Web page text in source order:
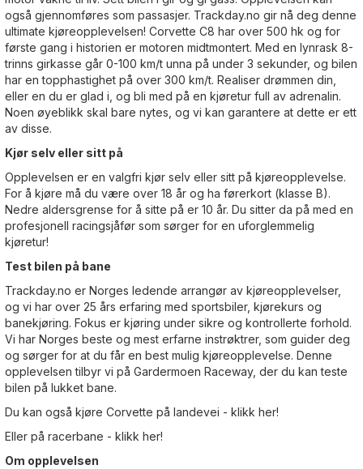
også gjennomføres som passasjer. Trackday.no gir nå deg denne
ultimate kjøreopplevelsen! Corvette C8 har over 500 hk og for
første gang i historien er motoren midtmontert. Med en lynrask 8-
trinns girkasse går 0-100 km/t unna på under 3 sekunder, og bilen
har en topphastighet på over 300 km/t. Realiser drømmen din,
eller en du er glad i, og bli med på en kjøretur full av adrenalin.
Noen øyeblikk skal bare nytes, og vi kan garantere at dette er ett
av disse.
Kjør selv eller sitt på
Opplevelsen er en valgfri kjør selv eller sitt på kjøreopplevelse.
For å kjøre må du være over 18 år og ha førerkort (klasse B).
Nedre aldersgrense for å sitte på er 10 år. Du sitter da på med en
profesjonell racingsjåfør som sørger for en uforglemmelig
kjøretur!
Test bilen på bane
Trackday.no er Norges ledende arrangør av kjøreopplevelser,
og vi har over 25 års erfaring med sportsbiler, kjørekurs og
banekjøring. Fokus er kjøring under sikre og kontrollerte forhold.
Vi har Norges beste og mest erfarne instrøktrer, som guider deg
og sørger for at du får en best mulig kjøreopplevelse. Denne
opplevelsen tilbyr vi på Gardermoen Raceway, der du kan teste
bilen på lukket bane.
Du kan også kjøre Corvette på landevei - klikk her!
Eller på racerbane - klikk her!
Om opplevelsen